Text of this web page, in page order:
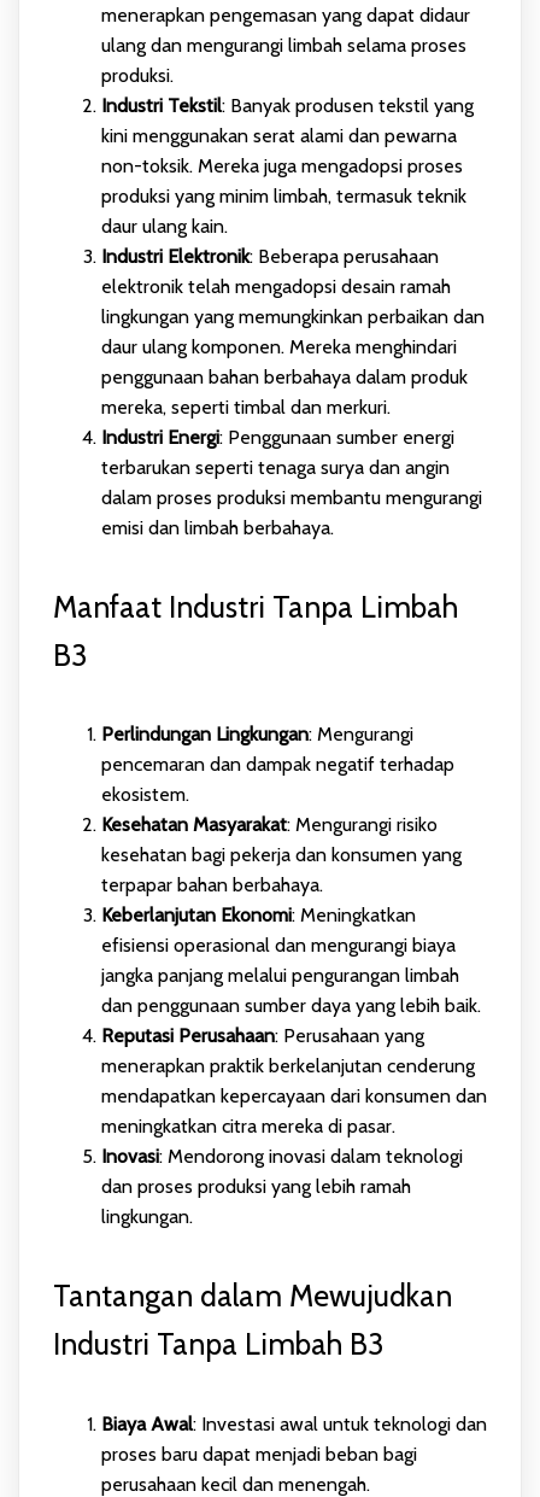
menerapkan pengemasan yang dapat didaur
ulang dan mengurangi limbah selama proses
produksi.
Industri Tekstil: Banyak produsen tekstil yang
kini menggunakan serat alami dan pewarna
non-toksik. Mereka juga mengadopsi proses
produksi yang minim limbah, termasuk teknik
daur ulang kain.
Industri Elektronik: Beberapa perusahaan
elektronik telah mengadopsi desain ramah
lingkungan yang memungkinkan perbaikan dan
daur ulang komponen. Mereka menghindari
penggunaan bahan berbahaya dalam produk
mereka, seperti timbal dan merkuri.
Industri Energi: Penggunaan sumber energi
terbarukan seperti tenaga surya dan angin
dalam proses produksi membantu mengurangi
emisi dan limbah berbahaya.
Manfaat Industri Tanpa Limbah
B3
Perlindungan Lingkungan: Mengurangi
pencemaran dan dampak negatif terhadap
ekosistem.
Kesehatan Masyarakat: Mengurangi risiko
kesehatan bagi pekerja dan konsumen yang
terpapar bahan berbahaya.
Keberlanjutan Ekonomi: Meningkatkan
efisiensi operasional dan mengurangi biaya
jangka panjang melalui pengurangan limbah
dan penggunaan sumber daya yang lebih baik.
Reputasi Perusahaan: Perusahaan yang
menerapkan praktik berkelanjutan cenderung
mendapatkan kepercayaan dari konsumen dan
meningkatkan citra mereka di pasar.
Inovasi: Mendorong inovasi dalam teknologi
dan proses produksi yang lebih ramah
lingkungan.
Tantangan dalam Mewujudkan
Industri Tanpa Limbah B3
Biaya Awal: Investasi awal untuk teknologi dan
proses baru dapat menjadi beban bagi
perusahaan kecil dan menengah.